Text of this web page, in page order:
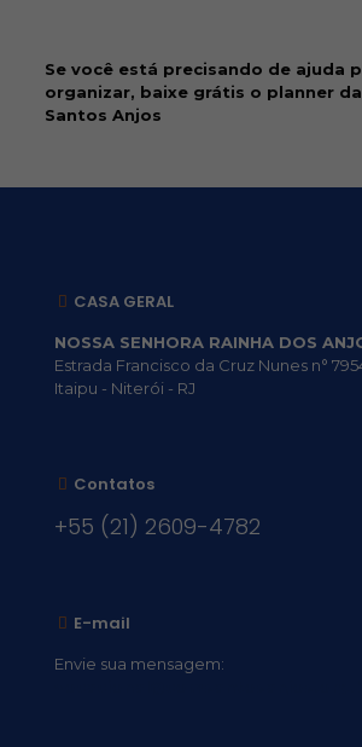
Se você está precisando de ajuda
organizar, baixe grátis o planner
Santos Anjos
CASA GERAL
NOSSA SENHORA RAINHA DOS
Estrada Francisco da Cruz Nunes n°
Itaipu - Niterói - RJ
Contatos
+55 (21) 2609-4782
E-mail
Envie sua mensagem: